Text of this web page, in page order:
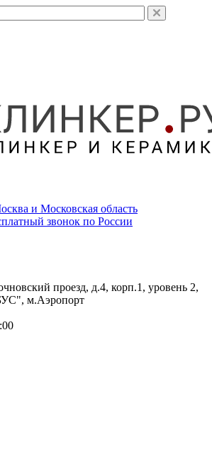
и Московская область
звонок по России
проезд, д.4, корп.1, уровень 2,
м.Аэропорт